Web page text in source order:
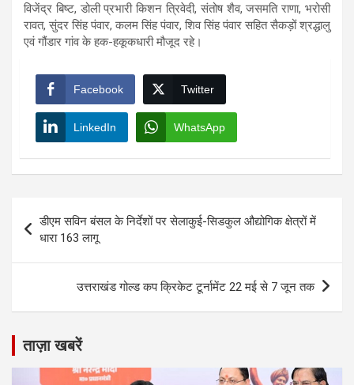
विजेंद्र बिष्ट, डोली प्रभारी किशन त्रिवेदी, संतोष शैव, जसमति राणा, भरोसी
रावत, सुंदर सिंह पंवार, कलम सिंह पंवार, शिव सिंह पंवार सहित सैकड़ों श्रद्धालु
एवं गौंडार गांव के हक-हकूकधारी मौजूद रहे।
Facebook Twitter
LinkedIn WhatsApp
navigation
डीएम सविन बंसल के निर्देशों पर सेलाकुई-सिडकुल औद्योगिक क्षेत्रों में
धारा 163 लागू
उत्तराखंड गोल्ड कप क्रिकेट टूर्नामेंट 22 मई से 7 जून तक
ताज़ा खबरें